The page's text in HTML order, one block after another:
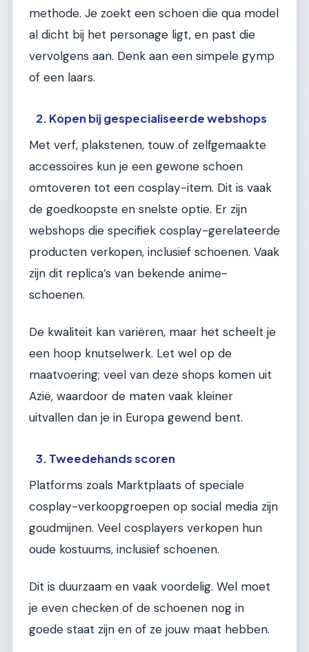
methode. Je zoekt een schoen die qua model
al dicht bij het personage ligt, en past die
vervolgens aan. Denk aan een simpele gymp
of een laars.
2. Kopen bij gespecialiseerde webshops
Met verf, plakstenen, touw of zelfgemaakte
accessoires kun je een gewone schoen
omtoveren tot een cosplay-item. Dit is vaak
de goedkoopste en snelste optie. Er zijn
webshops die specifiek cosplay-gerelateerde
producten verkopen, inclusief schoenen. Vaak
zijn dit replica’s van bekende anime-
schoenen.
De kwaliteit kan variëren, maar het scheelt je
een hoop knutselwerk. Let wel op de
maatvoering; veel van deze shops komen uit
Azië, waardoor de maten vaak kleiner
uitvallen dan je in Europa gewend bent.
3. Tweedehands scoren
Platforms zoals Marktplaats of speciale
cosplay-verkoopgroepen op social media zijn
goudmijnen. Veel cosplayers verkopen hun
oude kostuums, inclusief schoenen.
Dit is duurzaam en vaak voordelig. Wel moet
je even checken of de schoenen nog in
goede staat zijn en of ze jouw maat hebben.